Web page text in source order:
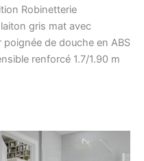
Robinetterie
gris mat avec
de douche en ABS
renforcé 1.7/1.90 m